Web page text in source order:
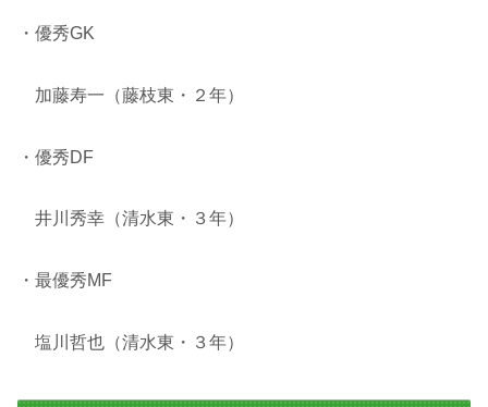
・優秀GK
加藤寿一（藤枝東・２年）
・優秀DF
井川秀幸（清水東・３年）
・最優秀MF
塩川哲也（清水東・３年）